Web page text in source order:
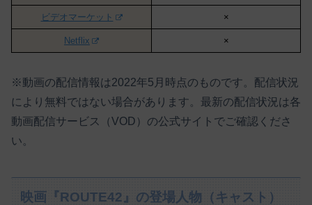
ビデオマーケット ×
Netflix ×
※動画の配信情報は2022年5月時点のものです。配信状況
により無料ではない場合があります。最新の配信状況は各
動画配信サービス（VOD）の公式サイトでご確認くださ
い。
映画『ROUTE42』の登場人物（キャスト）